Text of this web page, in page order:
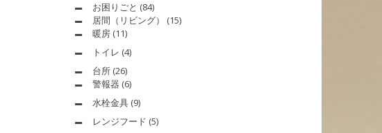
お困りごと (84)
居間（リビング）
(15)
暖房 (11)
トイレ (4)
台所 (26)
警報器 (6)
水栓金具 (9)
レンジフード (5)